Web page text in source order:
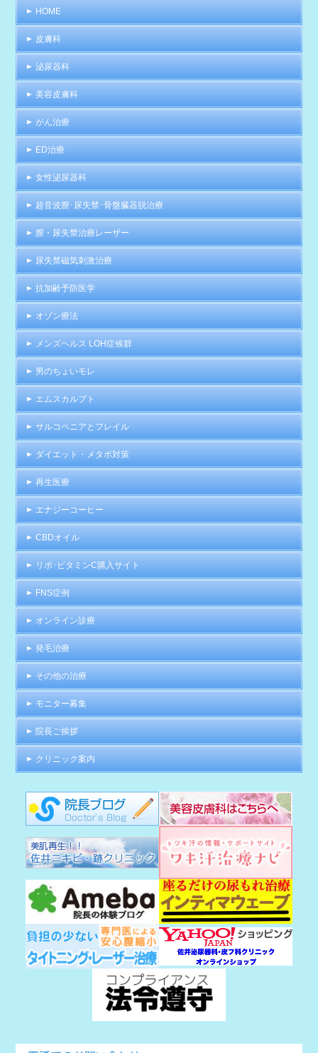
HOME
皮膚科
泌尿器科
美容皮膚科
がん治療
ED治療
女性泌尿器科
超音波膣･尿失禁･骨盤臓器脱治療
膣・尿失禁治療レーザー
尿失禁磁気刺激治療
抗加齢予防医学
オゾン療法
メンズヘルス LOH症候群
男のちょいモレ
エムスカルプト
サルコペニアとフレイル
ダイエット・メタボ対策
再生医療
エナジーコーヒー
CBDオイル
リポ･ビタミンC購入サイト
FNS症例
オンライン診療
発毛治療
その他の治療
モニター募集
院長ご挨拶
クリニック案内